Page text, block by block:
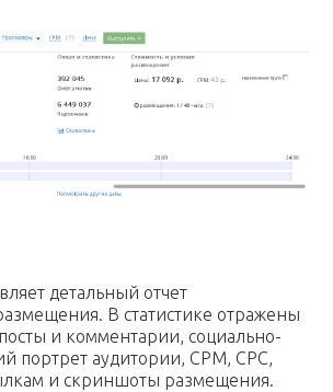
детальный отчет
В статистике отражены
и комментарии, социально-
портрет аудитории, CPM, CPC,
и скриншоты размещения.